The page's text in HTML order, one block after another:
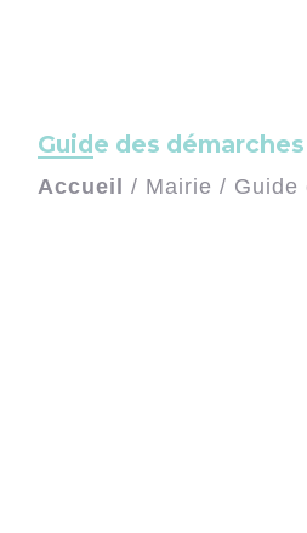
Guide des démarches
Accueil / Mairie / Guide